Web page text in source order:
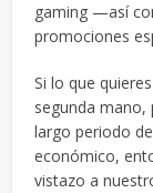
gaming —así
promociones
Si lo que
segunda mano,
largo periodo
económico,
vistazo a